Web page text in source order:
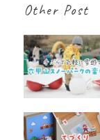
ゲ
シ
ョ
ン
Other Post